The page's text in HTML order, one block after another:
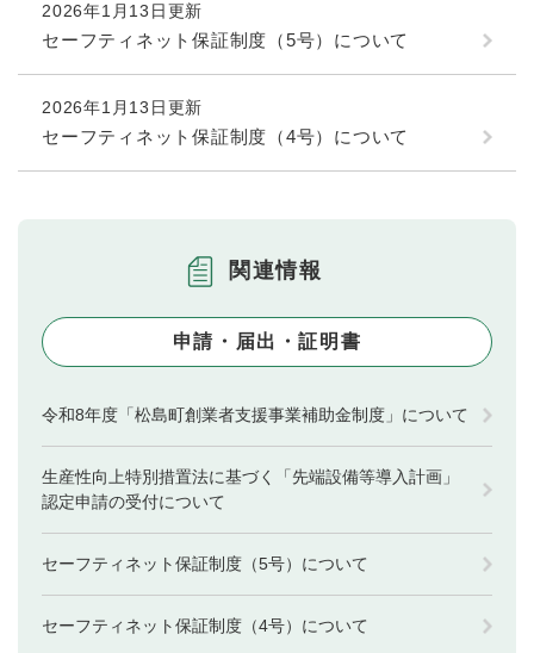
2026年1月13日更新
セーフティネット保証制度（5号）について
2026年1月13日更新
セーフティネット保証制度（4号）について
関連情報
申請・届出・証明書
令和8年度「松島町創業者支援事業補助金制度」について
生産性向上特別措置法に基づく「先端設備等導入計画」
認定申請の受付について
セーフティネット保証制度（5号）について
セーフティネット保証制度（4号）について